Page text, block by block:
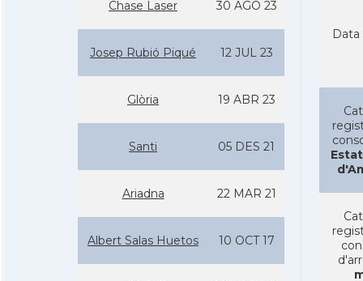
Chase Laser 30 AGO 23
Josep Rubió Piqué 12 JUL 23
Glòria 19 ABR 23
Santi 05 DES 21
Ariadna 22 MAR 21
Albert Salas Huetos 10 OCT 17
Data